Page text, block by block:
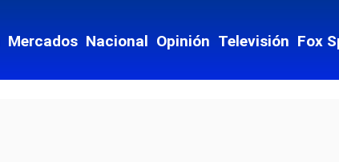
Mercados Nacional Opinión Televisión Fox